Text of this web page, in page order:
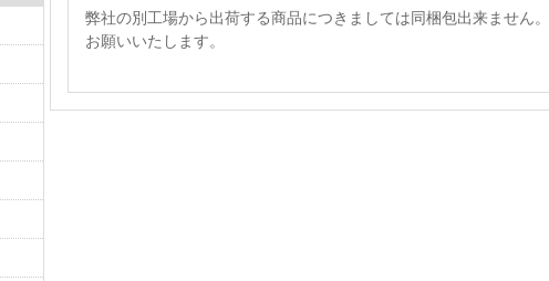
弊社の別工場から出荷する商品につきましては同梱包出来ません
お願いいたします。